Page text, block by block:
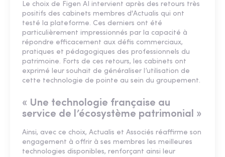
Le choix de Figen AI intervient après des retours très
positifs des cabinets membres d'Actualis qui ont
testé la plateforme. Ces derniers ont été
particulièrement impressionnés par la capacité à
répondre efficacement aux défis commerciaux,
pratiques et pédagogiques des professionnels du
patrimoine. Forts de ces retours, les cabinets ont
exprimé leur souhait de généraliser l’utilisation de
cette technologie de pointe au sein du groupement.
« Une technologie française au
service de l’écosystème patrimonial »
Ainsi, avec ce choix, Actualis et Associés réaffirme son
engagement à offrir à ses membres les meilleures
technologies disponibles, renforçant ainsi leur